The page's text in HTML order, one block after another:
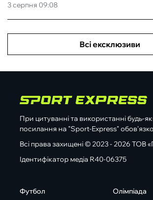
3 серпня 09:08
Всі ексклюзиви
При цитуванні та використанні будь-
посилання на "Sport-Express"
Всі права захищені © 2023 - 2026 ТОВ
Ідентифікатор медіа R40-06375
Футбол
Олімпіада